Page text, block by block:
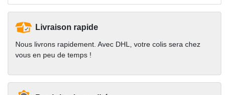
Livraison rapide
Nous livrons rapidement. Avec DHL, votre colis sera chez
vous en peu de temps !